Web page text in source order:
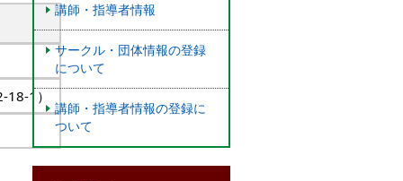
1）
講師・指導者情報
サークル・団体情報の登録
について
講師・指導者情報の登録に
ついて